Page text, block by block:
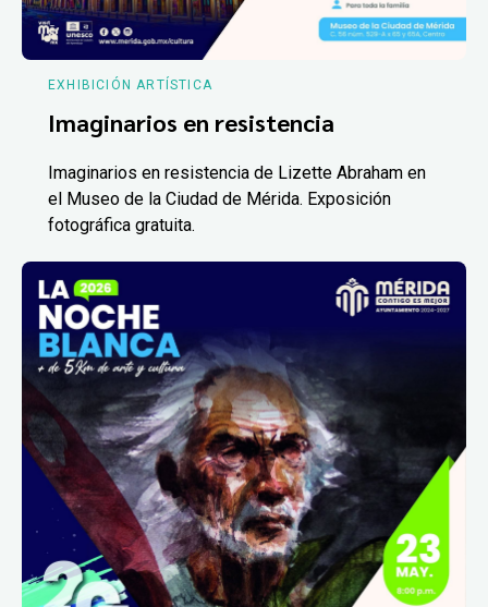
EXHIBICIÓN ARTÍSTICA
Imaginarios en resistencia
Imaginarios en resistencia de Lizette Abraham en
el Museo de la Ciudad de Mérida. Exposición
fotográfica gratuita.